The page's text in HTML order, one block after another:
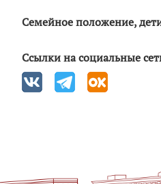
Семейное положение,
Ссылки на социальные